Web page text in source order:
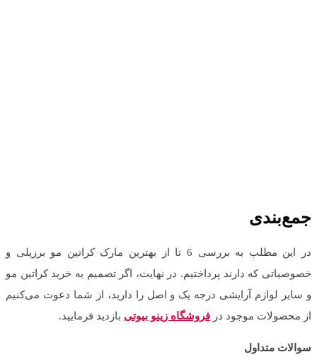
جمع‌بندی
در این مطلب به بررسی 6 تا از بهترین مارک کراتین مو برزیلی و
خصوصیاتی که دارند پرداختیم. در نهایت، اگر تصمیم به خرید کراتین مو
و سایر لوازم آرایشی درجه یک و اصل را دارید، از شما دعوت می‌کنیم
از محصولات موجود در فروشگاه زینو بیوتی بازدید فرمایید.
سوالات متداول